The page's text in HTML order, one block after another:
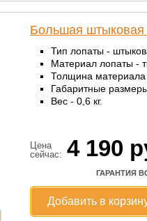
Большая штыковая
Тип лопаты -
Материал лопаты -
Толщина материала
Габаритные
Вес - 0,6 кг.
Цена
сейчас: 4 190
ГАРАНТИЯ
Добавить в